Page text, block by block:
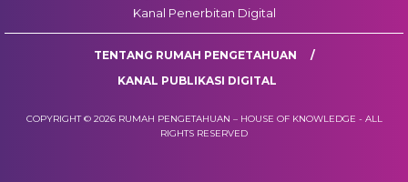
Kanal Penerbitan Digital
TENTANG RUMAH PENGETAHUAN
KANAL PUBLIKASI DIGITAL
COPYRIGHT © 2026 RUMAH PENGETAHUAN – HOUSE OF KNOWLEDGE - ALL
RIGHTS RESERVED